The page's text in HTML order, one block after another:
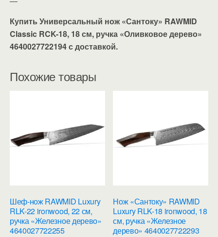
Купить Универсальный нож «Сантоку» RAWMID
Classic RCK-18, 18 см, ручка «Оливковое дерево»
4640027722194 с доставкой.
Похожие товары
Шеф-нож RAWMID Luxury
RLK-22 ironwood, 22 см,
ручка «Железное дерево»
4640027722255
Нож «Сантоку» RAWMID
Luxury RLK-18 ironwood, 18
см, ручка «Железное
дерево» 4640027722293